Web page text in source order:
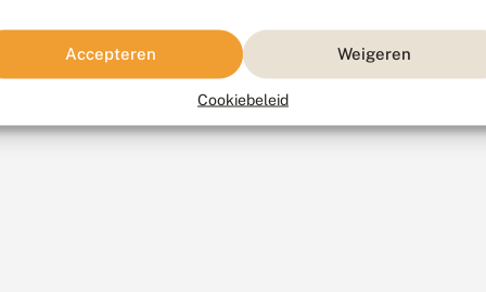
Accepteren Weigeren
Cookiebeleid